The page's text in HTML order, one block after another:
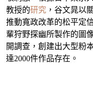
教授的研究 ，谷文晁以
推動寬政改革的松平定
輩狩野探幽所製作的圖
開調查，創建出大型粉
達2000件作品存在。